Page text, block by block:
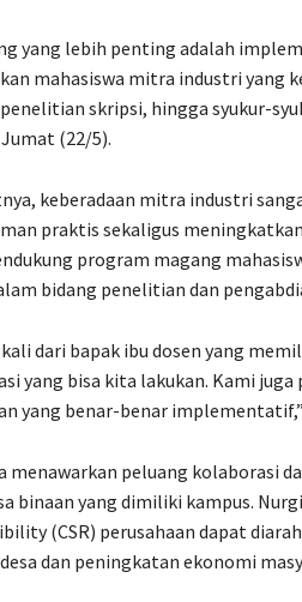
yang lebih penting adalah
mahasiswa mitra industri yang
skripsi, hingga syukur-
(22/5).
keberadaan mitra industri
praktis sekaligus
program magang
bidang penelitian dan
dari bapak ibu dosen yang
yang bisa kita lakukan. Kami
yang benar-benar
menawarkan peluang kolaborasi
binaan yang dimiliki kampus.
(CSR) perusahaan dapat
dan peningkatan ekonomi